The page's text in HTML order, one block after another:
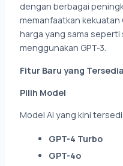
dengan berbagai
memanfaatkan kekuatan
harga yang sama
menggunakan GPT-3.
Fitur Baru yang Tersedia
Pilih Model
Model AI yang kini
GPT-4 Turbo
GPT-4o